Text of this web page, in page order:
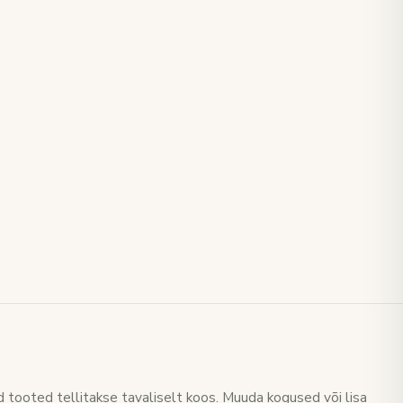
tooted tellitakse tavaliselt koos. Muuda kogused või lisa